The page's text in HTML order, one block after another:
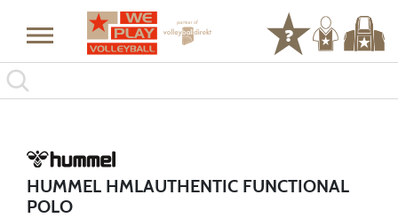
HUMMEL HMLAUTHENTIC FUNCTIONAL
POLO